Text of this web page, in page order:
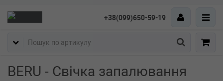
+38(099)650-59-19
Пошук
BERU - Свічка запалювання